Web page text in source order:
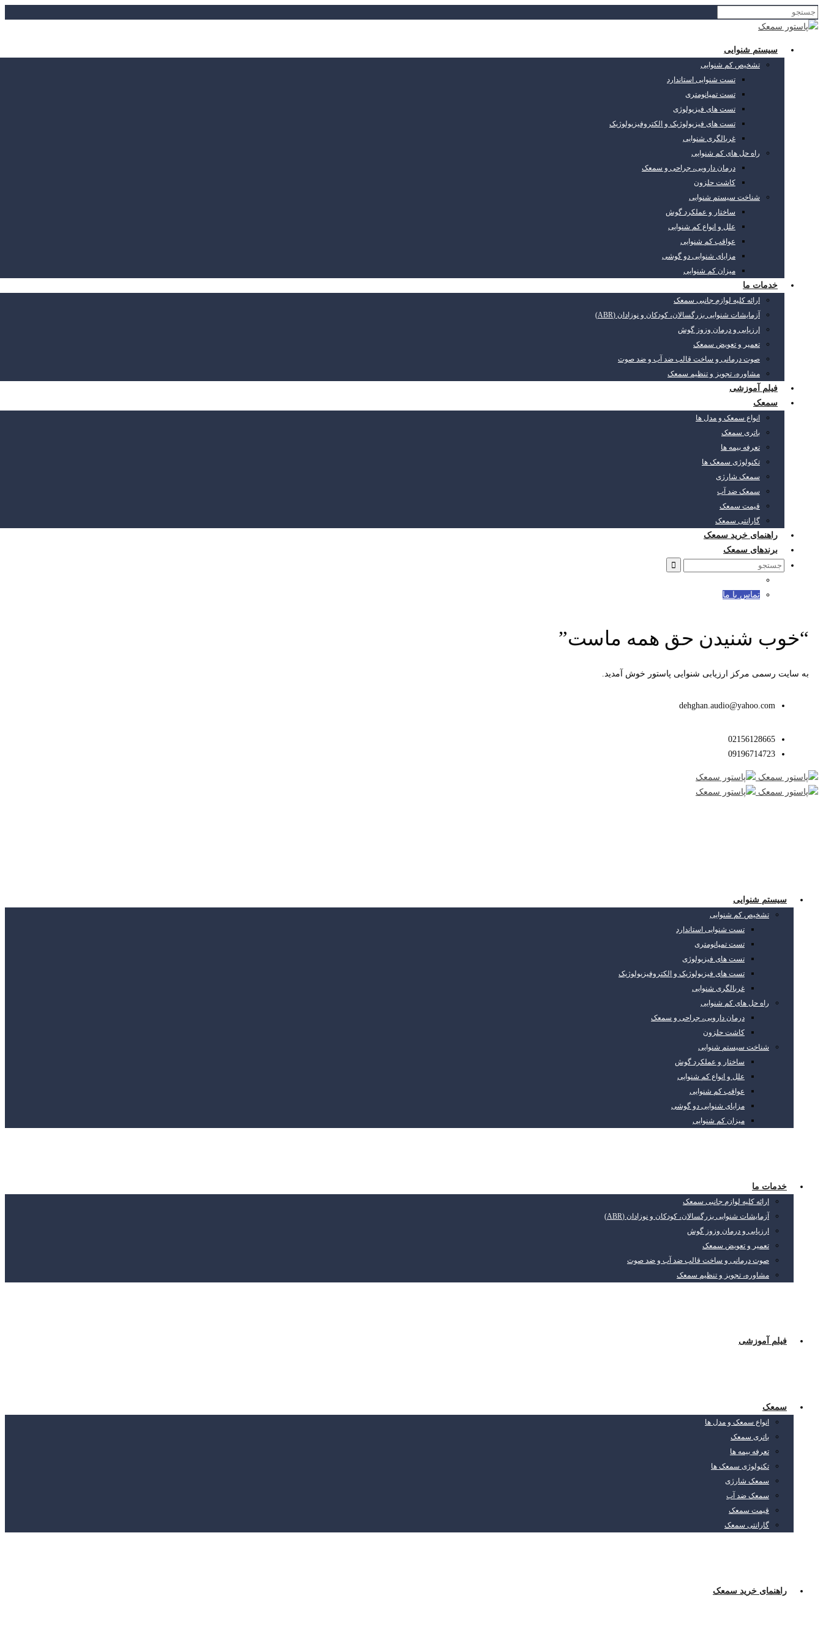
سیستم شنوایی
تشخیص کم شنوایی
تست شنوایی استاندارد
تست تمپانومتری
تست های فیزیولوژی
تست های فیزیولوژیک و الکتروفیزیولوژیک
غربالگری شنوایی
راه حل های کم شنوایی
درمان دارویی، جراحی و سمعک
کاشت حلزون
شناخت سیستم شنوایی
ساختار و عملکرد گوش
علل و انواع کم شنوایی
عواقب کم شنوایی
مزایای شنوایی دو گوشی
میزان کم شنوایی
خدمات ما
ارائه کلیه لوازم جانبی سمعک
آزمایشات شنوایی بزرگسالان، کودکان و نوزادان (ABR)
ارزیابی و درمان وزوز گوش
تعمیر و تعویض سمعک
صوت درمانی و ساخت قالب ضد آب و ضد صوت
مشاوره، تجویز و تنظیم سمعک
فیلم آموزشی
سمعک
انواع سمعک و مدل ها
باتری سمعک
تعرفه بیمه ها
تکنولوژی سمعک ها
سمعک شارژی
سمعک ضد آب
قیمت سمعک
گارانتی سمعک
راهنمای خرید سمعک
برندهای سمعک
Search
تماس با ما
“خوب شنیدن حق همه ماست”
به سایت رسمی مرکز ارزیابی شنوایی پاستور خوش آمدید.
dehghan.audio@yahoo.com
02156128665
09196714723
سیستم شنوایی
تشخیص کم شنوایی
تست شنوایی استاندارد
تست تمپانومتری
تست های فیزیولوژی
تست های فیزیولوژیک و الکتروفیزیولوژیک
غربالگری شنوایی
راه حل های کم شنوایی
درمان دارویی، جراحی و سمعک
کاشت حلزون
شناخت سیستم شنوایی
ساختار و عملکرد گوش
علل و انواع کم شنوایی
عواقب کم شنوایی
مزایای شنوایی دو گوشی
میزان کم شنوایی
خدمات ما
ارائه کلیه لوازم جانبی سمعک
آزمایشات شنوایی بزرگسالان، کودکان و نوزادان (ABR)
ارزیابی و درمان وزوز گوش
تعمیر و تعویض سمعک
صوت درمانی و ساخت قالب ضد آب و ضد صوت
مشاوره، تجویز و تنظیم سمعک
فیلم آموزشی
سمعک
انواع سمعک و مدل ها
باتری سمعک
تعرفه بیمه ها
تکنولوژی سمعک ها
سمعک شارژی
سمعک ضد آب
قیمت سمعک
گارانتی سمعک
راهنمای خرید سمعک